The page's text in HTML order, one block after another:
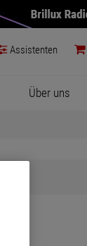
Assistenten
Über uns